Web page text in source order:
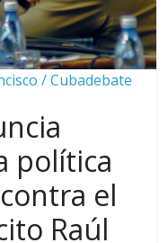
/ Cubadebate
política
el
Raúl